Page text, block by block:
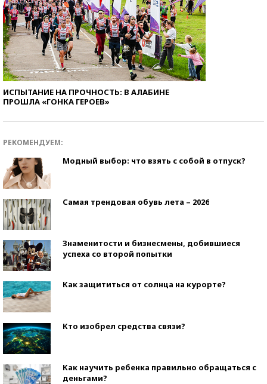
ИСПЫТАНИЕ НА ПРОЧНОСТЬ: В АЛАБИНЕ
ПРОШЛА «ГОНКА ГЕРОЕВ»
РЕКОМЕНДУЕМ:
Модный выбор: что взять с собой в отпуск?
Самая трендовая обувь лета – 2026
Знаменитости и бизнесмены, добившиеся
успеха со второй попытки
Как защититься от солнца на курорте?
Кто изобрел средства связи?
Как научить ребенка правильно обращаться с
деньгами?